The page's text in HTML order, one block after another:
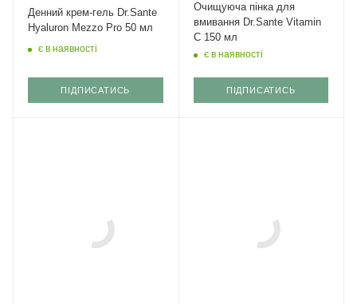
Денний крем-гель Dr.Sante
Hyaluron Mezzo Pro 50 мл
є в наявності
ПІДПИСАТИСЬ
Очищуюча пінка для
вмивання Dr.Santе Vitamin
C 150 мл
є в наявності
ПІДПИСАТИСЬ